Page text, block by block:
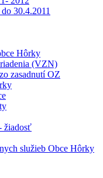
30.4.2011
Hôrky
(VZN)
zasadnutí OZ
žiadosť
služieb Obce Hôrky